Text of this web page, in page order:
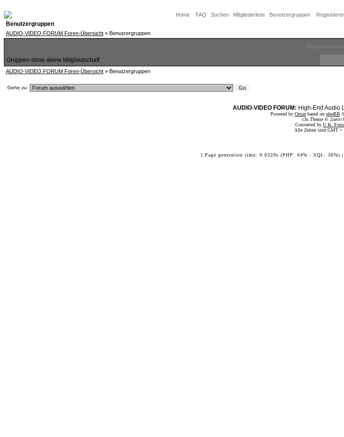
Home FAQ Suchen Mitgliederliste Benutzergruppen
Benutzergruppen
AUDIO-VIDEO FORUM Foren-Übersicht » Benutzergruppen
Gruppen ohne deine Mitgliedschaft
AUDIO-VIDEO FORUM Foren-Übersicht » Benutzergruppen
Gehe zu:
AUDIO-VIDEO FORUM: High-End Audio
Powered by Orionbased on phpBB©
c3s Theme © Zarron
Converted by U.K.
Alle Zeiten sind GMT +
[ Page generation time: 0.0329s (PHP: 64% - SQL: 36%)